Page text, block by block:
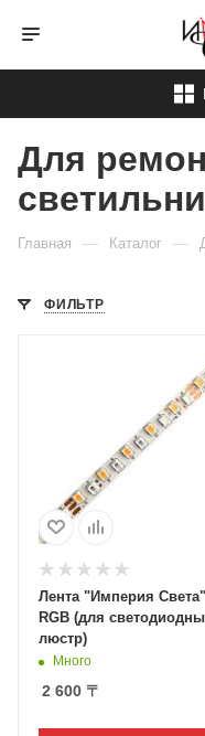
Для
Главная — Каталог —
ФИЛЬТР
Лента "Империя Света"
RGB (для
люстр)
Много
2 600 〒